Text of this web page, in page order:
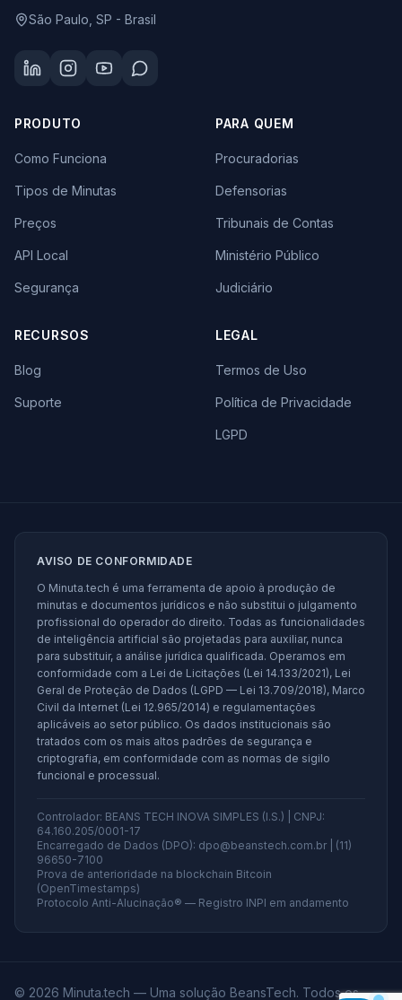
São Paulo, SP - Brasil
PRODUTO
Como Funciona
Tipos de Minutas
Preços
API Local
Segurança
PARA QUEM
Procuradorias
Defensorias
Tribunais de Contas
Ministério Público
Judiciário
RECURSOS
Blog
Suporte
LEGAL
Termos de Uso
Política de Privacidade
LGPD
AVISO DE CONFORMIDADE
O Minuta.tech é uma ferramenta de apoio à produção de
minutas e documentos jurídicos e não substitui o julgamento
profissional do operador do direito. Todas as funcionalidades
de inteligência artificial são projetadas para auxiliar, nunca
para substituir, a análise jurídica qualificada. Operamos em
conformidade com a Lei de Licitações (Lei 14.133/2021), Lei
Geral de Proteção de Dados (LGPD — Lei 13.709/2018), Marco
Civil da Internet (Lei 12.965/2014) e regulamentações
aplicáveis ao setor público. Os dados institucionais são
tratados com os mais altos padrões de segurança e
criptografia, em conformidade com as normas de sigilo
funcional e processual.
Controlador: BEANS TECH INOVA SIMPLES (I.S.) | CNPJ:
64.160.205/0001-17
Encarregado de Dados (DPO): dpo@beanstech.com.br | (11)
96650-7100
Prova de anterioridade na blockchain Bitcoin
(OpenTimestamps)
Protocolo Anti-Alucinação® — Registro INPI em andamento
© 2026 Minuta.tech — Uma solução BeansTech. Todos os